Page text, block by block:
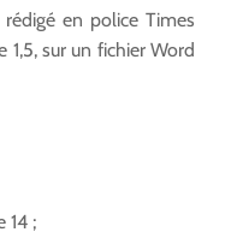
en police Times
1,5, sur un fichier Word
14 ;